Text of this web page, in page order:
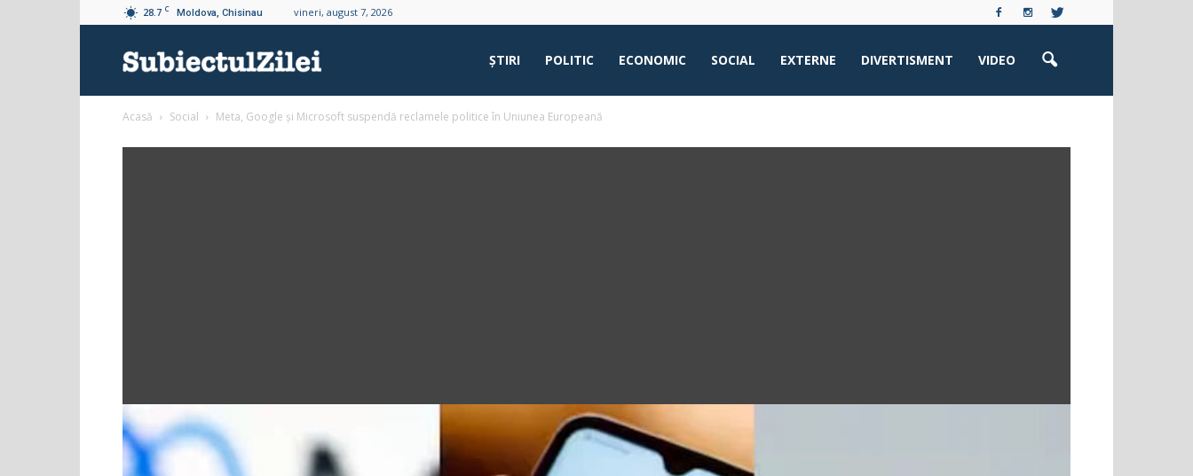
28.7 C Moldova, Chisinau vineri, august 7, 2026
ŞTIRI POLITIC ECONOMIC SOCIAL EXTERNE DIVERTISMENT VIDEO
Acasă Social Meta, Google şi Microsoft suspendă reclamele politice în Uniunea Europeană